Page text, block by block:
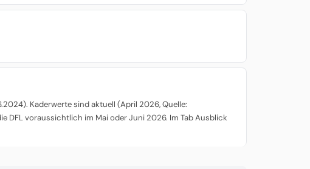
Kaderwerte sind aktuell (April 2026, Quelle:
DFL voraussichtlich im Mai oder Juni 2026. Im Tab Ausblick